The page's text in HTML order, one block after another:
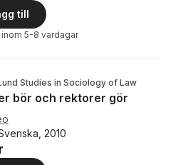
till
inom 5-8 vardagar
Studies in Sociology of Law
bör och rektorer gör
2010